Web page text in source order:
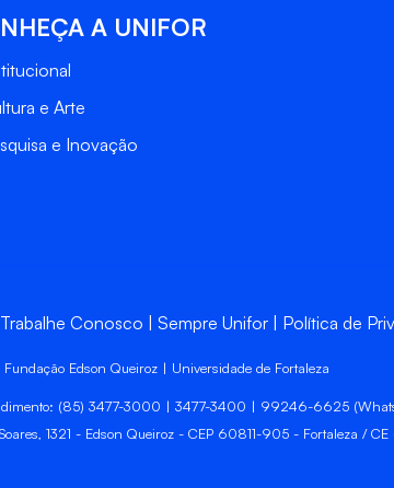
A UNIFOR
e Arte
e Inovação
Trabalhe Conosco Sempre Unifor Política de
Fundação Edson Queiroz | Universidade de Fortaleza
(85) 3477-3000 | 3477-3400 | 99246-6625
1321 - Edson Queiroz - CEP 60811-905 - Fortaleza / CE